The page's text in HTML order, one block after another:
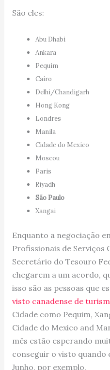
São eles:
Abu Dhabi
Ankara
Pequim
Cairo
Delhi/Chandigarh
Hong Kong
Londres
Manila
Cidade do Mexico
Moscou
Paris
Riyadh
São Paulo
Xangai
Enquanto a negociação
Profissionais de Serviços
Secretário do Tesouro
chegarem a um acordo,
isso são as pessoas que
visto canadense de
Cidade como Pequim,
Cidade do Mexico and
mês estão esperando
conseguir o visto quando
Junho, por exemplo.